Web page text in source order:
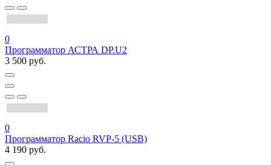
0
Программатор АСТРА DP.U2
3 500 руб.
0
Программатор Racio RVP-5 (USB)
4 190 руб.